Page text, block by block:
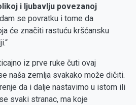
i ljubavlju povezanoj
se povratku i tome da
će značiti rastuću kršćansku
iz prve ruke čuti ovaj
naša zemlja svakako može dičiti.
da i dalje nastavimo u istom ili
svaki stranac, ma koje